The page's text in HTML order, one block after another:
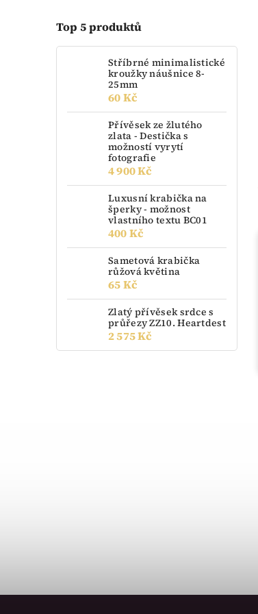
Top 5 produktů
Stříbrné minimalistické
kroužky náušnice 8-
25mm
60 Kč
Přívěsek ze žlutého
zlata - Destička s
možností vyrytí
fotografie
4 900 Kč
Luxusní krabička na
šperky - možnost
vlastního textu BC01
400 Kč
Sametová krabička
růžová květina
65 Kč
Zlatý přívěsek srdce s
průřezy ZZ10. Heartdest
2 575 Kč